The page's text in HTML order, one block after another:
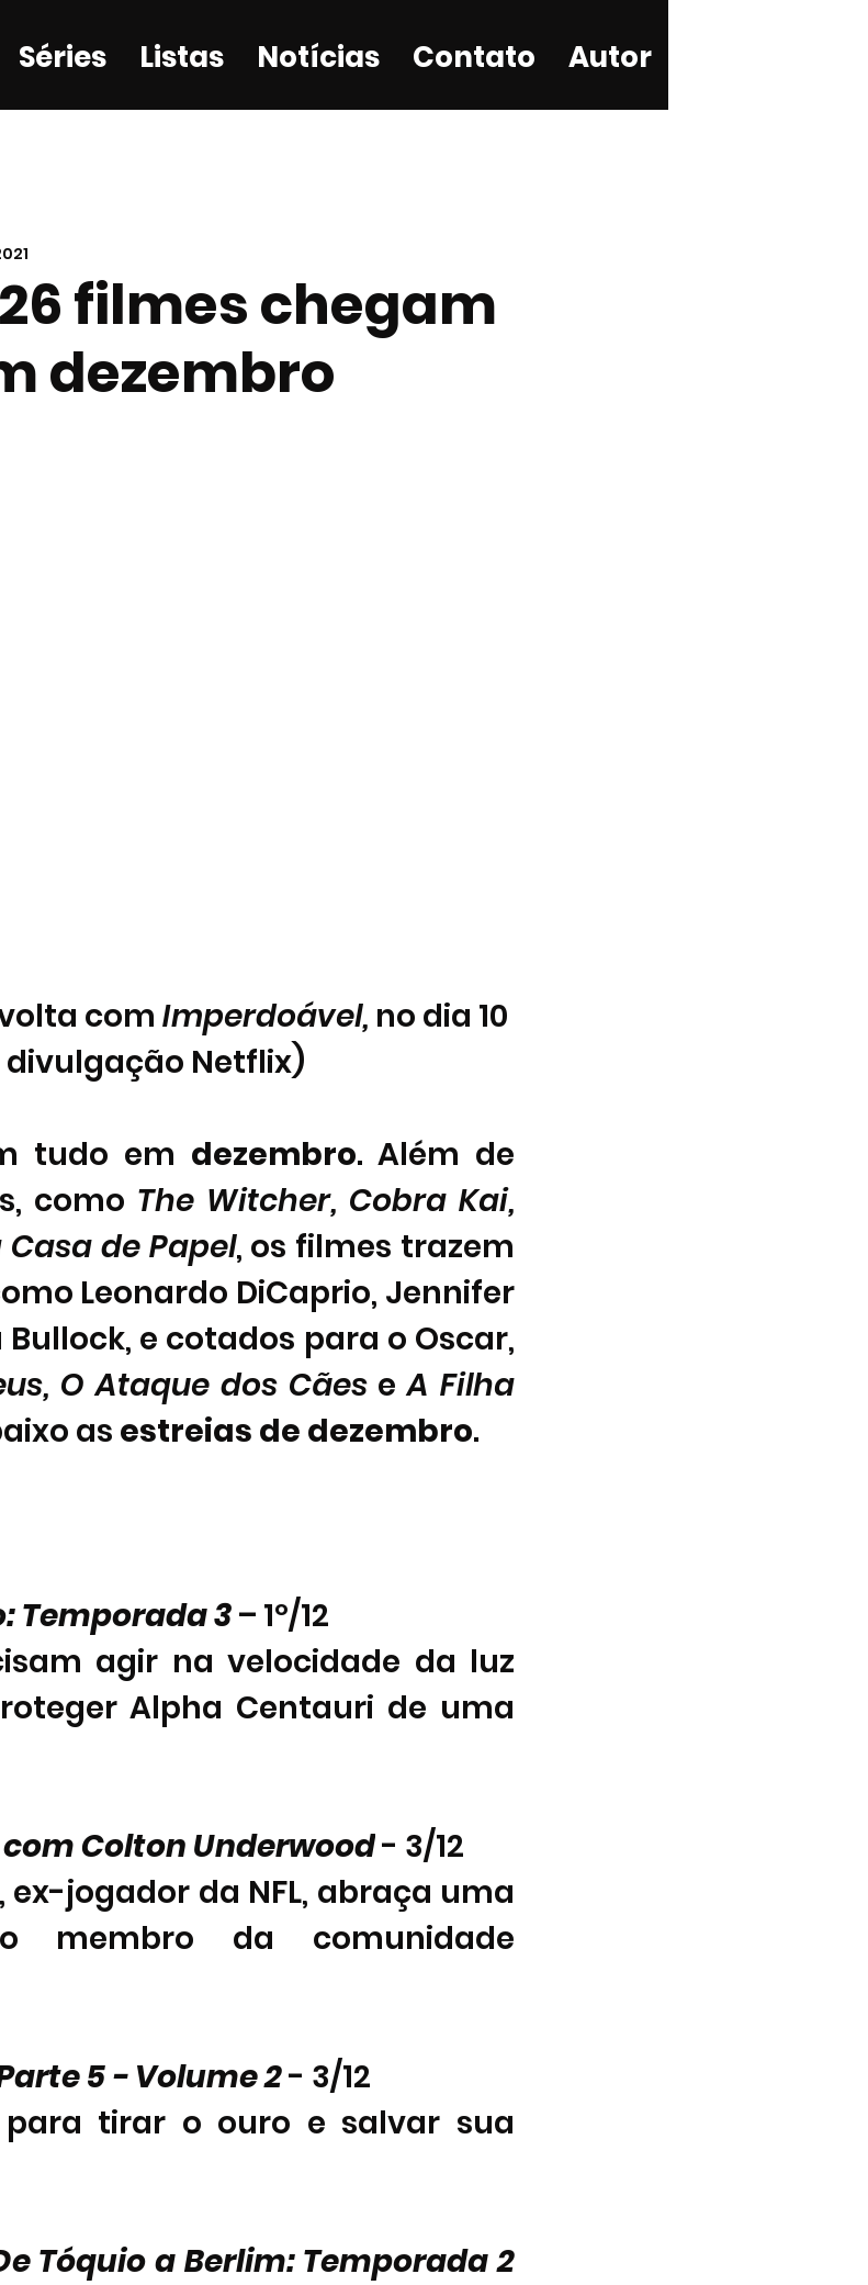
Séries Listas Notícias Contato Autor
filmes chegam
dezembro
com Imperdoável, no dia 10
Netflix)
tudo em dezembro. Além de
como The Witcher, Cobra Kai,
Casa de Papel, os filmes trazem
Leonardo DiCaprio, Jennifer
e cotados para o Oscar,
O Ataque dos Cães e A Filha
as estreias de dezembro.
Temporada 3 – 1º/12
agir na velocidade da luz
Alpha Centauri de uma
Colton Underwood - 3/12
jogador da NFL, abraça uma
membro da comunidade
5 - Volume 2 - 3/12
para tirar o ouro e salvar sua
Tóquio a Berlim: Temporada 2